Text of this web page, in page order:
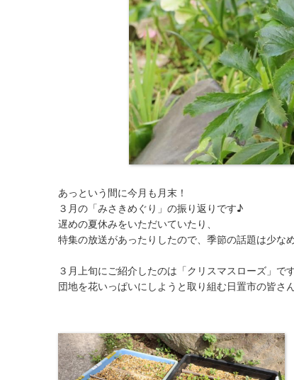
あっという間に今月も月末！
３月の「みさきめぐり」の振り返りです♪
遅めの夏休みをいただいていたり、
特集の放送があったりしたので、季節の話題は少な
３月上旬にご紹介したのは「クリスマスローズ」です
団地を花いっぱいにしようと取り組む日置市の皆さ